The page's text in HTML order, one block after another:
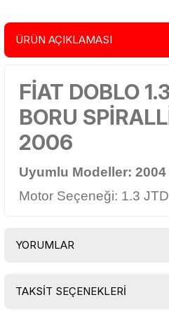
ÜRÜN AÇIKLAMASI
FİAT DOBLO
BORU
2006
Uyumlu Modeller: 2004
Motor Seçeneği: 1.3 JTD
YORUMLAR
TAKSİT SEÇENEKLERİ